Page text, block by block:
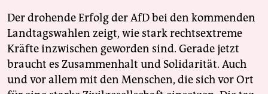
Der drohende Erfolg der AfD bei den kommenden
Landtagswahlen zeigt, wie stark rechtsextreme
Kräfte inzwischen geworden sind. Gerade jetzt
braucht es Zusammenhalt und Solidarität. Auch
und vor allem mit den Menschen, die sich vor Ort